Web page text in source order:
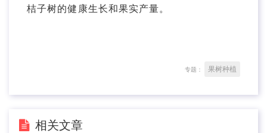
桔子树的健康生长和果实产量。
专题： 果树种植
相关文章